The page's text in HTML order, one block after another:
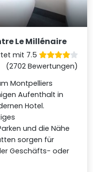
Le Millénaire
mit 7.5
(2702 Bewertungen)
Montpelliers
Aufenthalt in
Hotel.
und die Nähe
sorgen für
Geschäfts- oder